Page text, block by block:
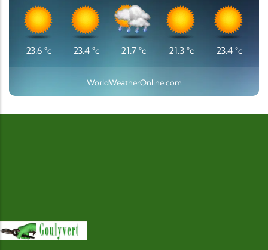
23.6°c 23.4°c 21.7 °c 21.3°c 23.4°c
WorldWeatherOnline.com